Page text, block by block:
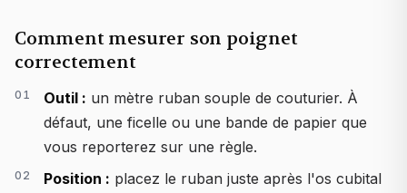
Comment mesurer son poignet
correctement
Outil : un mètre ruban souple de couturier. À
défaut, une ficelle ou une bande de papier que
vous reporterez sur une règle.
Position : placez le ruban juste après l'os cubital